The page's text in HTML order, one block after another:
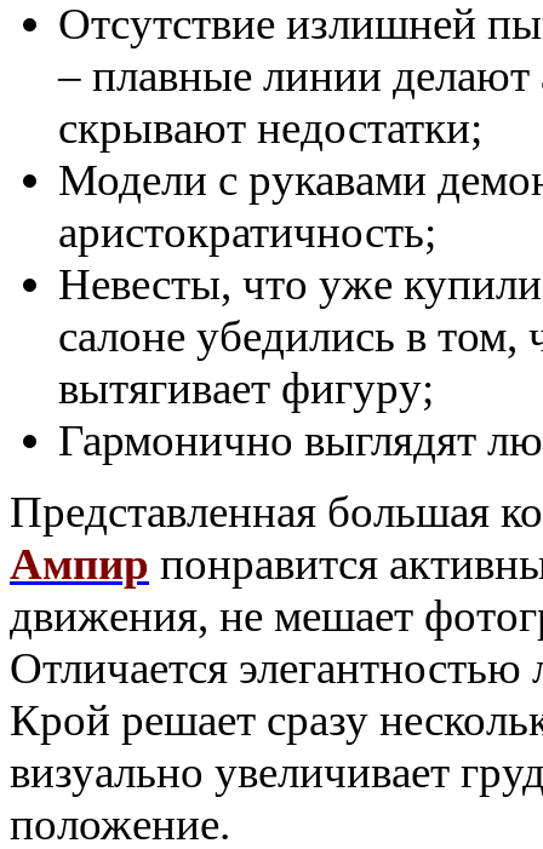
Отсутствие излишней
– плавные линии делают
скрывают недостатки;
Модели с рукавами
аристократичность;
Невесты, что уже
салоне убедились в том,
вытягивает фигуру;
Гармонично выглядят
Представленная большая
Ампир понравится
движения, не мешает
Отличается
Крой решает сразу
визуально увеличивает
положение.